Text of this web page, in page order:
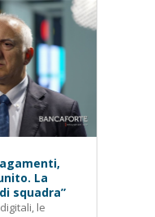
La
squadra”
le